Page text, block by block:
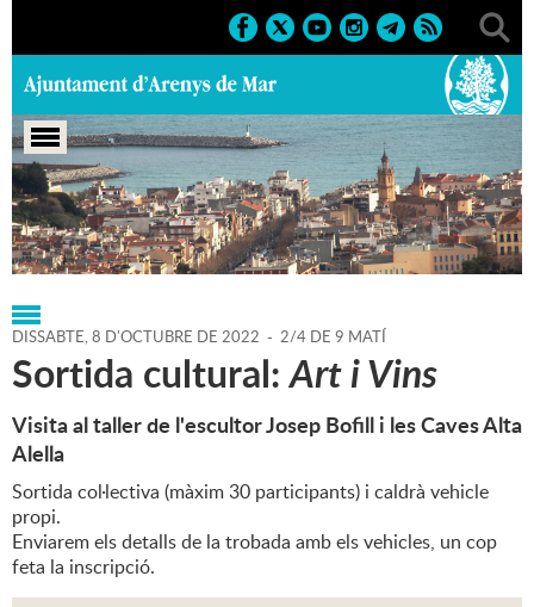
Portada > Regidories > Cultura > Agenda > 08-10-2022
DISSABTE,8 D'OCTUBRE DE 2022 - 2/4 DE 9 MATÍ
Sortida cultural:Art i Vins
Visita al taller de l'escultor Josep Bofill i les Caves Alta
Alella
Sortida col·lectiva (màxim 30 participants) i caldrà vehicle
propi.
Enviarem els detalls de la trobada amb els vehicles, un cop
feta la inscripció.